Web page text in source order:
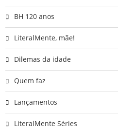
BH 120 anos
LiteralMente, mãe!
Dilemas da idade
Quem faz
Lançamentos
LiteralMente Séries